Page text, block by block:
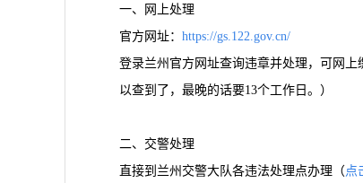
一、网上处理
官方网址： https://gs.122.gov.cn/
登录兰州官方网址查询违章并处理，可网上
以查到了，最晚的话要13个工作日。）
二、交警处理
直接到兰州交警大队各违法处理点办理（点